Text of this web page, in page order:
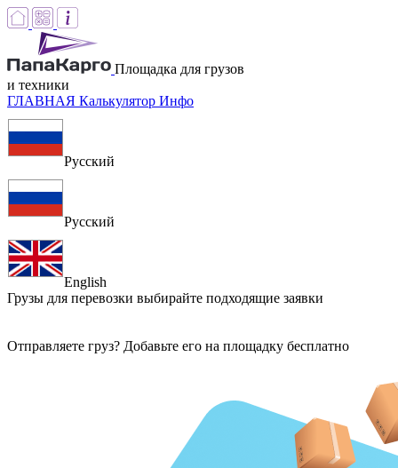
Площадка для грузов
и техники
ГЛАВНАЯ Калькулятор Инфо
Русский
Русский
English
Грузы для перевозки выбирайте подходящие заявки
Отправляете груз? Добавьте его на площадку бесплатно